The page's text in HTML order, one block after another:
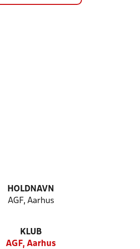
HOLDNAVN
AGF, Aarhus
KLUB
AGF, Aarhus